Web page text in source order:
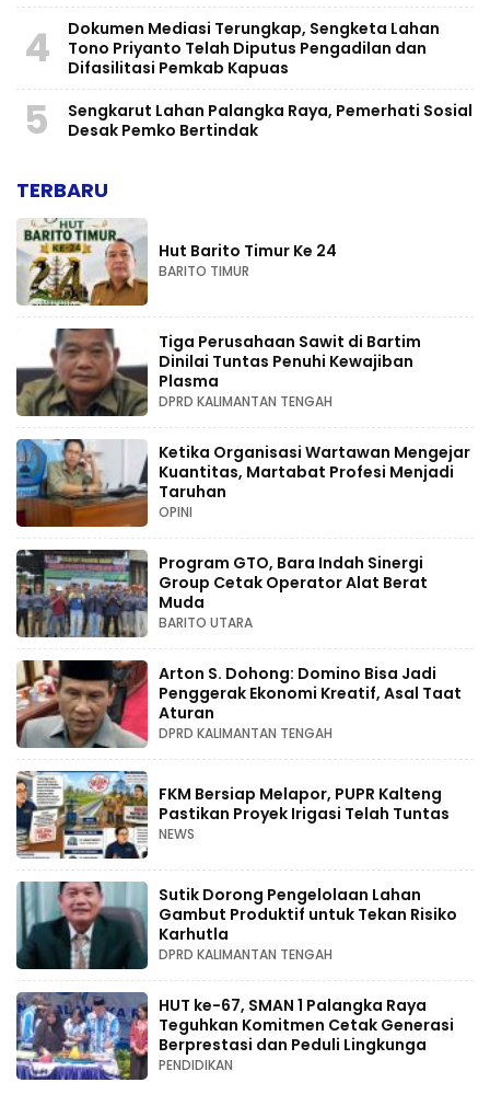
4
​Dokumen Mediasi Terungkap, Sengketa Lahan
Tono Priyanto Telah Diputus Pengadilan dan
Difasilitasi Pemkab Kapuas
5
Sengkarut Lahan Palangka Raya, Pemerhati Sosial
Desak Pemko Bertindak
TERBARU
Hut Barito Timur Ke 24
BARITO TIMUR
Tiga Perusahaan Sawit di Bartim
Dinilai Tuntas Penuhi Kewajiban
Plasma
DPRD KALIMANTAN TENGAH
Ketika Organisasi Wartawan Mengejar
Kuantitas, Martabat Profesi Menjadi
Taruhan
OPINI
Program GTO, Bara Indah Sinergi
Group Cetak Operator Alat Berat
Muda
BARITO UTARA
Arton S. Dohong: Domino Bisa Jadi
Penggerak Ekonomi Kreatif, Asal Taat
Aturan
DPRD KALIMANTAN TENGAH
FKM Bersiap Melapor, PUPR Kalteng
Pastikan Proyek Irigasi Telah Tuntas
NEWS
Sutik Dorong Pengelolaan Lahan
Gambut Produktif untuk Tekan Risiko
Karhutla
DPRD KALIMANTAN TENGAH
HUT ke-67, SMAN 1 Palangka Raya
Teguhkan Komitmen Cetak Generasi
Berprestasi dan Peduli Lingkunga
PENDIDIKAN